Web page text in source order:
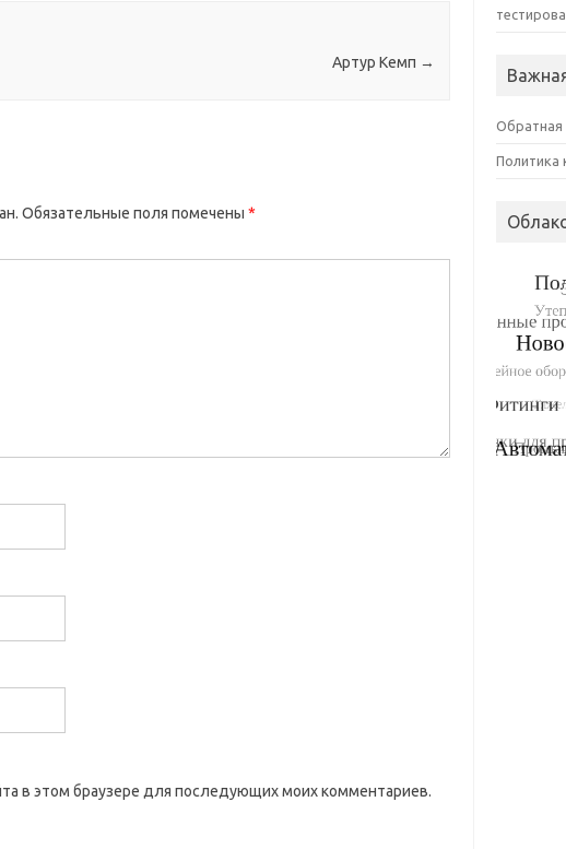
Артур Кемп →
Обязательные поля помечены *
в этом браузере для последующих моих комментариев.
Обратная
Политика